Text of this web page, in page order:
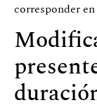
corresponder